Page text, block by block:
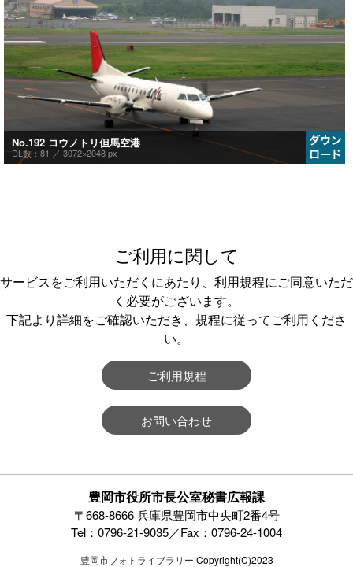
No.192 コウノトリ但馬空港
DL数：81 ／ 3072×2048 px
ご利用に関して
サービスをご利用いただくにあたり、利用規程にご同意いただ
く必要がございます。
下記より詳細をご確認いただき、規程に従ってご利用くださ
い。
ご利用規程
お問い合わせ
豊岡市役所市長公室秘書広報課
〒668-8666 兵庫県豊岡市中央町2番4号
Tel：0796-21-9035／Fax：0796-24-1004
豊岡市フォトライブラリー Copyright(C)2023